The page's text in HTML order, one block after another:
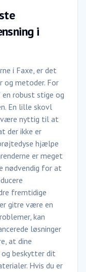
i
i Faxe, er det
metoder. For
robust stige og
En lille skovl
være nyttig til at
der ikke er
hjælpe
er meget
nødvendig for at
fremtidige
gitre være en
kan
løsninger
at dine
beskytter dit
Hvis du er